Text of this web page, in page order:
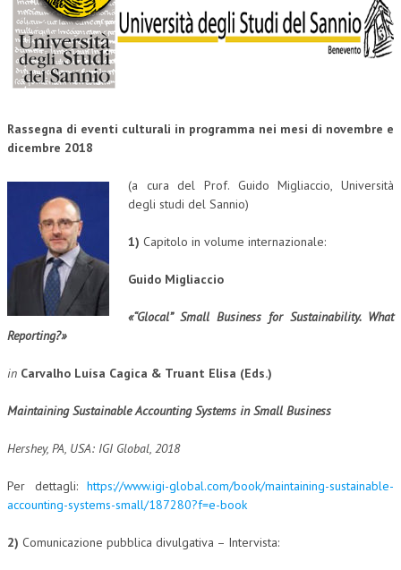
CORSI CE.S.E.D.
ARCHIVIO CORSI 2015
DIVENTA SOCIO
BROCHURE CE.S.E.D.
LA RIVISTA
COMITATO SCIENTIFICO
COMITATO EDITORIALE
REDAZIONE
PEER REVIEW
CODICE ETICO
CORPORATE SOCIAL RESPONSIBILITY
Rassegna di eventi culturali in programma nei mesi di novembre e
dicembre 2018
(a cura del Prof. Guido Migliaccio, Università
degli studi del Sannio)
1) Capitolo in volume internazionale:
Guido Migliaccio
«“Glocal” Small Business for Sustainability. What
Reporting?»
in Carvalho Luísa Cagica & Truant Elisa (Eds.)
Maintaining Sustainable Accounting Systems in Small Business
Hershey, PA, USA: IGI Global, 2018
Per dettagli: https://www.igi-global.com/book/maintaining-sustainable-
accounting-systems-small/187280?f=e-book
2) Comunicazione pubblica divulgativa – Intervista: